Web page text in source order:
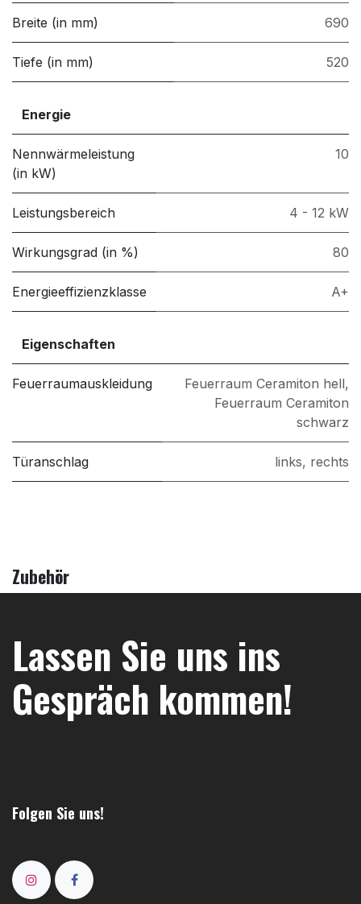
Breite (in mm) 690
Tiefe (in mm) 520
Energie
Nennwärmeleistung
(in kW)
10
Leistungsbereich 4 - 12 kW
Wirkungsgrad (in %) 80
Energieeffizienzklasse A+
Eigenschaften
Feuerraumauskleidung Feuerraum Ceramiton hell,
Feuerraum Ceramiton
schwarz
Türanschlag links, rechts
Zubehör
Lassen Sie uns ins
Gespräch kommen!
Folgen Sie uns!